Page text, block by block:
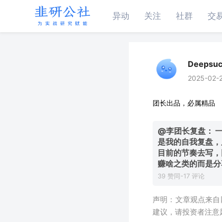
异动 关注 社群 交
2025-02-
团长出品，必属精品
@李团长复盘：
是我的自我复盘
目前的节奏去写
赚啥之类的而是
39 赞同-17 评论
声明：文章观点来
建议，请投资者注